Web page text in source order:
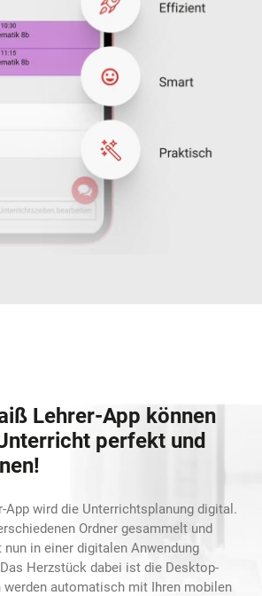
Lehrer-App können
perfekt und
App wird die Unterrichtsplanung digital.
Ordner gesammelt und
in einer digitalen Anwendung
Herzstück dabei ist die Desktop-
werden automatisch mit Ihren mobilen